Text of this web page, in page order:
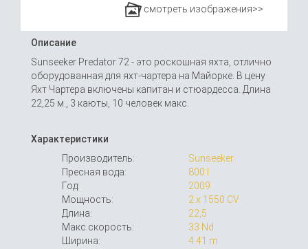
смотреть изображения>>
Описание
Sunseeker Predator 72 - это роскошная яхта, отлично
оборудованная для яхт-чартера на Майорке. В цену
Яхт Чартера включены капитан и стюардесса. Длина
22,25 м., 3 каюты, 10 человек макс.
Характеристики
Производитель:
Sunseeker
Пресная вода:
800 l
Год:
2009
Мощность:
2 x 1550 CV
Длина:
22,5
Макс.скорость:
33 Nd
Ширина:
4.41 m